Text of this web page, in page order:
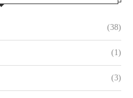
(38)
(1)
(3)